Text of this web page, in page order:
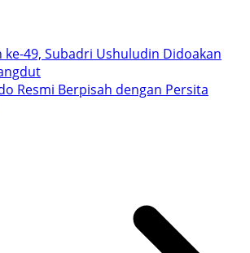
ke-49, Subadri Ushuludin Didoakan
Resmi Berpisah dengan Persita